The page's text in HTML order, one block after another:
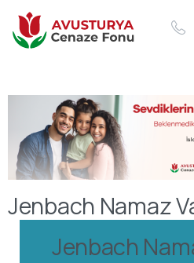
Jenbach Namaz
Jenbach